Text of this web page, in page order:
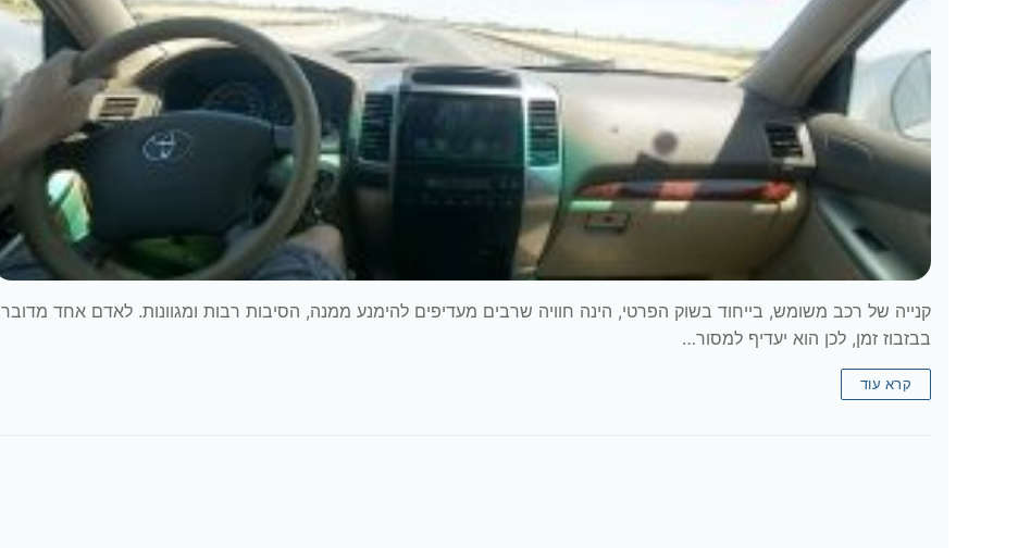
קנייה של רכב משומש, בייחוד בשוק הפרטי, הינה חוויה שרבים מעדיפים להימנע ממנה, הסיבות רבות ומגוונות. לאדם אחד מדובר
בבזבוז זמן, לכן הוא יעדיף למסור…
קרא עוד